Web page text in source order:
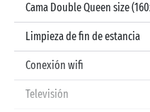
Cama Double Queen size
Limpieza de fin de estancia
Conexión wifi
Televisión